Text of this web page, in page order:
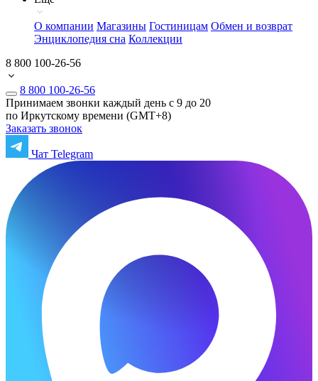
О компании Магазины Гостиницам Обмен и возврат
Энциклопедия сна Коллекции
8 800 100-26-56
8 800 100-26-56
Принимаем звонки каждый день с 9 до 20
по Иркутскому времени (GMT+8)
Заказать звонок
Чат Telegram